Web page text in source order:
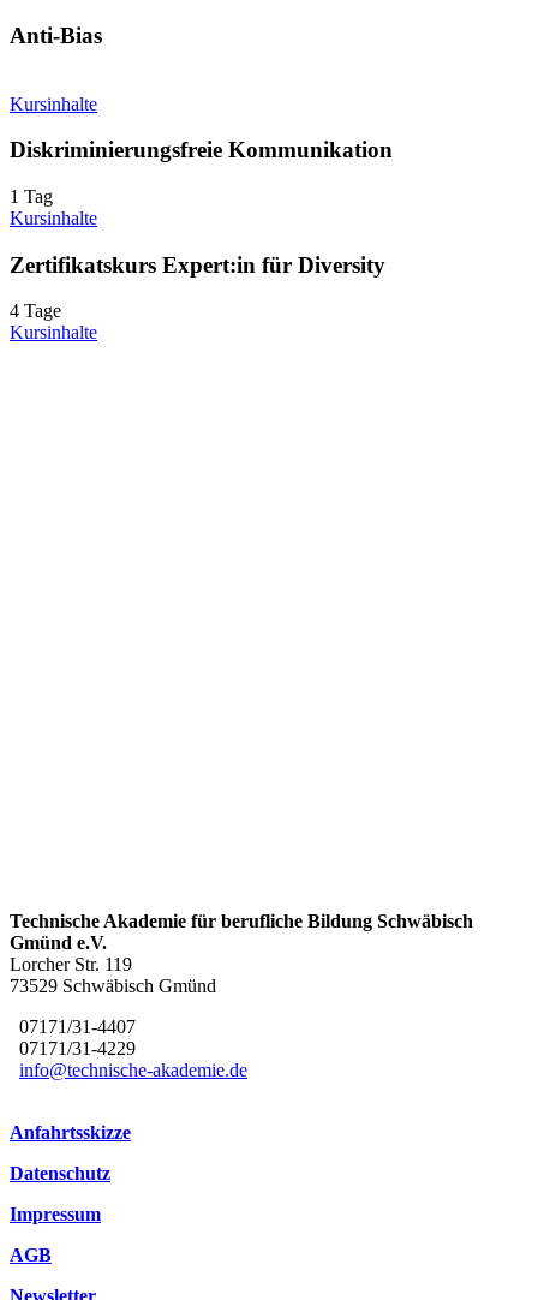
Anti-Bias
Kursinhalte
Diskriminierungsfreie Kommunikation
1 Tag
Kursinhalte
Zertifikatskurs Expert:in für Diversity
4 Tage
Kursinhalte
Technische Akademie für berufliche Bildung Schwäbisch
Gmünd e.V.
Lorcher Str. 119
73529 Schwäbisch Gmünd
07171/31-4407
07171/31-4229
info@technische-akademie.de
Anfahrtsskizze
Datenschutz
Impressum
AGB
Newsletter